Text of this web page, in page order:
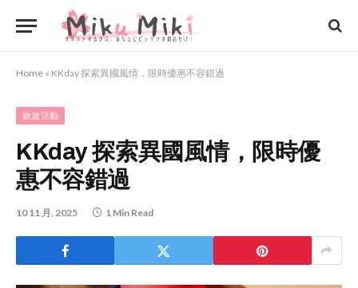
Home » KKday 探索異國風情，限時優惠不容錯過
旅遊活動
KKday 探索異國風情，限時優
惠不容錯過
10 11 月, 2025 1 Min Read